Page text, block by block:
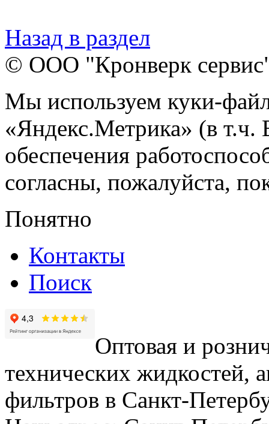
Назад в раздел
© ООО "Кронверк
Мы используем куки-
«Яндекс.Метрика» (в т.ч.
обеспечения
согласны, пожалуйста,
Понятно
Контакты
Поиск
Оптовая и
технических жидкостей,
фильтров в Санкт-